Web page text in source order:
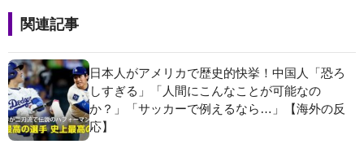
関連記事
日本人がアメリカで歴史的快挙！中国人「恐ろ
しすぎる」「人間にこんなことが可能なの
か？」「サッカーで例えるなら…」【海外の反
応】